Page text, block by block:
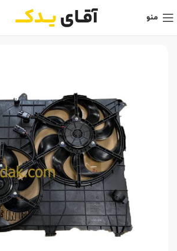
منو